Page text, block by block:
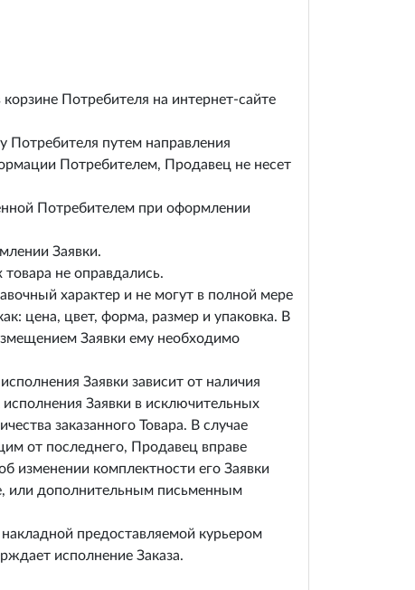
Потребителя на интернет-сайте
путем направления
Потребителем, Продавец не несет
Потребителем при оформлении
Заявки.
не оправдались.
характер и не могут в полной мере
цена, цвет, форма, размер и упаковка. В
Заявки ему необходимо
Заявки зависит от наличия
Заявки в исключительных
заказанного Товара. В случае
от последнего, Продавец вправе
изменении комплектности его Заявки
или дополнительным письменным
предоставляемой курьером
исполнение Заказа.